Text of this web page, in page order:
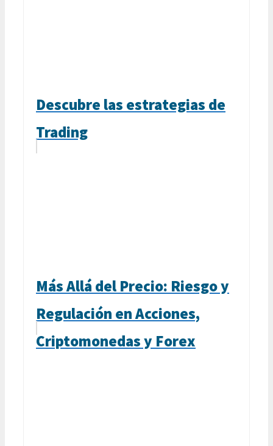
Descubre las estrategias de
Trading
Más Allá del Precio: Riesgo y
Regulación en Acciones,
Criptomonedas y Forex